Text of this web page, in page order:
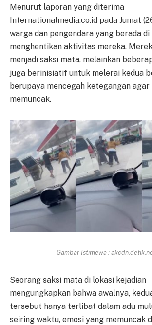
Menurut laporan yang diterima
Internationalmedia.co.id pada Jumat
warga dan pengendara yang berada
menghentikan aktivitas mereka.
menjadi saksi mata, melainkan
juga berinisiatif untuk melerai kedua
berupaya mencegah ketegangan
memuncak.
Gambar Istimewa :
Seorang saksi mata di lokasi kejadian
mengungkapkan bahwa awalnya,
tersebut hanya terlibat dalam adu
seiring waktu, emosi yang memuncak